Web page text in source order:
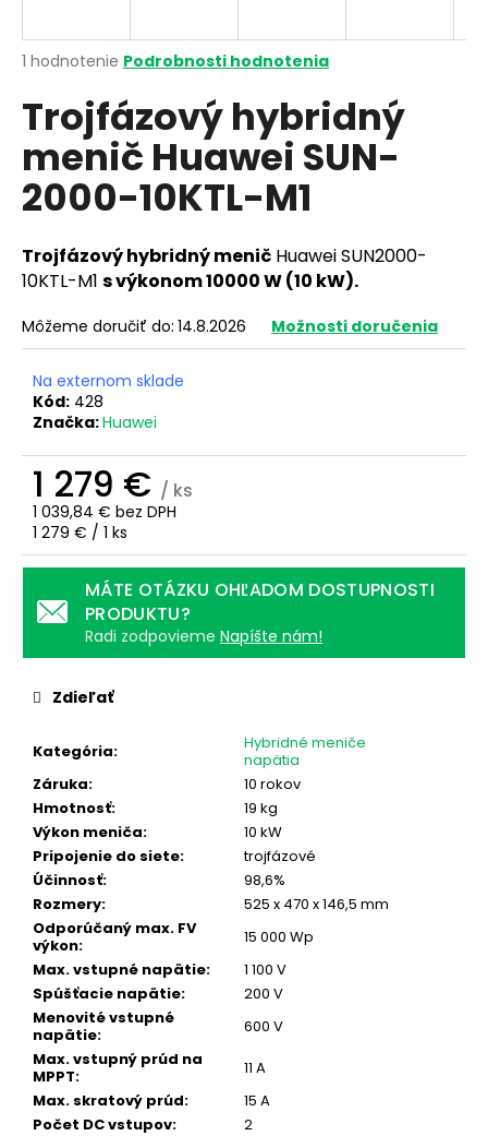
Priemerné
produktu
5
hviezdičiek.
1 hodnotenie Podrobnosti hodnotenia
Trojfázový hybridný
menič Huawei SUN-
2000-10KTL-M1
Trojfázový hybridný menič Huawei SUN2000-
10KTL-M1 s výkonom 10000 W (10 kW).
Môžeme doručiť do: 14.8.2026 Možnosti doručenia
Na externom sklade
Kód: 428
Značka:Huawei
1 279 € / ks
1 039,84 € bez DPH
Jednotková
cena:
1 279 € / 1 ks
MÁTE OTÁZKU OHĽADOM DOSTUPNOSTI
PRODUKTU?
Radi zodpovieme Napíšte nám!
Kategória:
Hybridné meniče
napätia
Záruka:
10 rokov
Hmotnosť:
19 kg
Výkon meniča:
10 kW
Pripojenie do siete:
trojfázové
Účinnosť:
98,6%
Rozmery:
525 x 470 x 146,5 mm
Odporúčaný max. FV
výkon:
15 000 Wp
Max. vstupné napätie:
1 100 V
Spúšťacie napätie:
200 V
Menovité vstupné
napätie:
600 V
Max. vstupný prúd na
MPPT:
11 A
Max. skratový prúd:
15 A
Počet DC vstupov:
2
Zdieľať
j
ť
?
HĽADAŤ
O
d
p
o
ú
a
m
e
OPTIMIZÉR
TS4-
O
€